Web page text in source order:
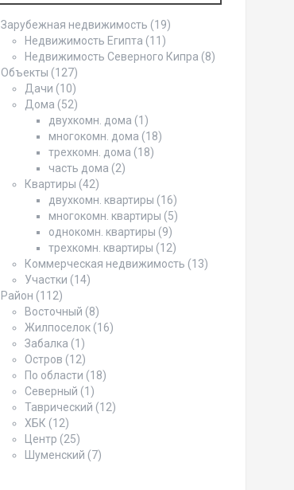
Зарубежная недвижимость (19)
Недвижимость Египта (11)
Недвижимость Северного Кипра (8)
Объекты (127)
Дачи (10)
Дома (52)
двухкомн. дома (1)
многокомн. дома (18)
трехкомн. дома (18)
часть дома (2)
Квартиры (42)
двухкомн. квартиры (16)
многокомн. квартиры (5)
однокомн. квартиры (9)
трехкомн. квартиры (12)
Коммерческая недвижимость (13)
Участки (14)
Район (112)
Восточный (8)
Жилпоселок(16)
Забалка (1)
Остров (12)
По области (18)
Северный (1)
Таврический (12)
ХБК (12)
Центр (25)
Шуменский (7)